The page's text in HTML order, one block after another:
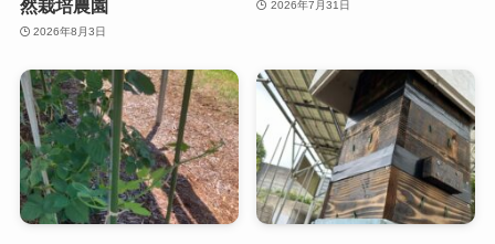
然栽培農園
2026年8月3日
2026年7月31日